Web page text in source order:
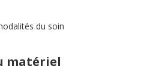
du soin
matériel